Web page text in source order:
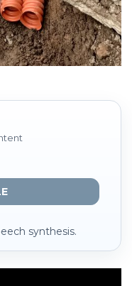
synthesis.